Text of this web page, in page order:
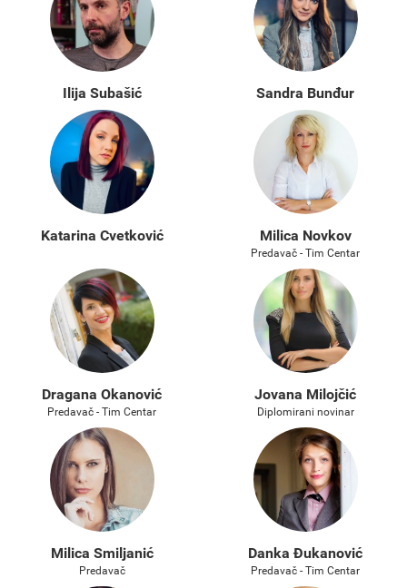
Ilija Subašić Sandra Bunđur
Katarina Cvetković Milica Novkov
Predavač - Tim Centar
Dragana Okanović
Predavač - Tim Centar
Jovana Milojčić
Diplomirani novinar
Milica Smiljanić
Predavač
Danka Đukanović
Predavač - Tim Centar